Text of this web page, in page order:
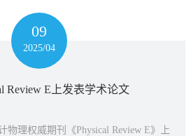
09
2025/04
Review E上发表学术论文
物理权威期刊《Physical Review E》上